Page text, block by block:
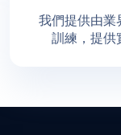
我們提供由業
訓練，提供